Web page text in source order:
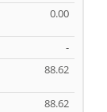
0.00
-
88.62
88.62